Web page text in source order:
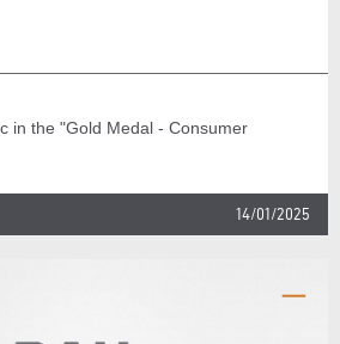
in the "Gold Medal - Consumer
14/01/2025